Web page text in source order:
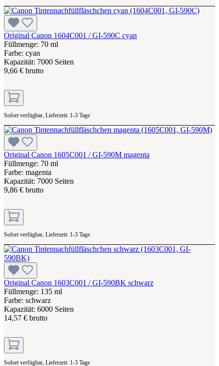
Original Canon 1604C001 / GI-590C cyan
Füllmenge: 70 ml
Farbe: cyan
Kapazität: 7000 Seiten
9,66 € brutto
Sofort verfügbar, Lieferzeit: 1-3 Tage
Original Canon 1605C001 / GI-590M magenta
Füllmenge: 70 ml
Farbe: magenta
Kapazität: 7000 Seiten
9,86 € brutto
Sofort verfügbar, Lieferzeit: 1-3 Tage
Original Canon 1603C001 / GI-590BK schwarz
Füllmenge: 135 ml
Farbe: schwarz
Kapazität: 6000 Seiten
14,57 € brutto
Sofort verfügbar, Lieferzeit: 1-3 Tage